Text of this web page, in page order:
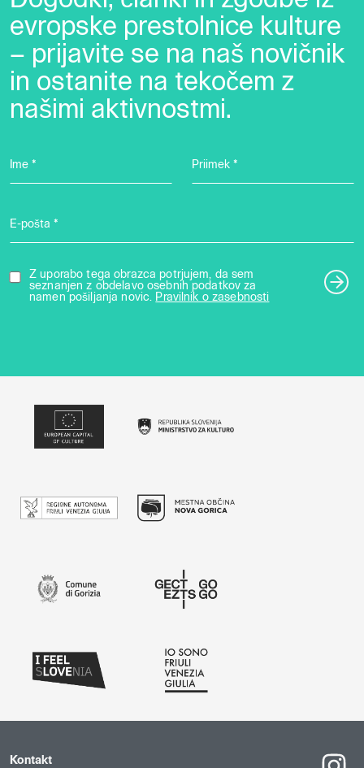
evropske prestolnice kulture
– prijavite se na naš novičnik
in ostanite na tekočem z
našimi aktivnostmi.
Ime * Priimek *
E-pošta *
Z uporabo tega obrazca potrjujem, da sem
seznanjen z obdelavo osebnih podatkov za
namen pošiljanja novic.
Pravilnik o zasebnosti
Kontakt